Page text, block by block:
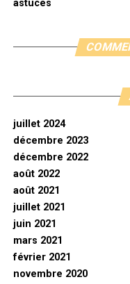
astuces
juillet 2024
décembre 2023
décembre 2022
août 2022
août 2021
juillet 2021
juin 2021
mars 2021
février 2021
novembre 2020